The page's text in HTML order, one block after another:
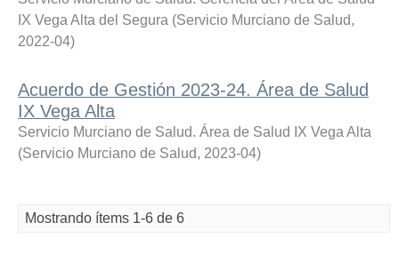
IX Vega Alta del Segura (Servicio Murciano de Salud,
2022-04)
Acuerdo de Gestión 2023-24. Área de Salud
IX Vega Alta
Servicio Murciano de Salud. Área de Salud IX Vega Alta
(Servicio Murciano de Salud, 2023-04)
Mostrando ítems 1-6 de 6